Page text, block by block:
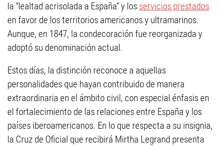
la “lealtad acrisolada a España” y los servicios prestados
en favor de los territorios americanos y ultramarinos.
Aunque, en 1847, la condecoración fue reorganizada y
adoptó su denominación actual.
Estos días, la distinción reconoce a aquellas
personalidades que hayan contribuido de manera
extraordinaria en el ámbito civil, con especial énfasis en
el fortalecimiento de las relaciones entre España y los
países iberoamericanos. En lo que respecta a su insignia,
la Cruz de Oficial que recibirá Mirtha Legrand presenta